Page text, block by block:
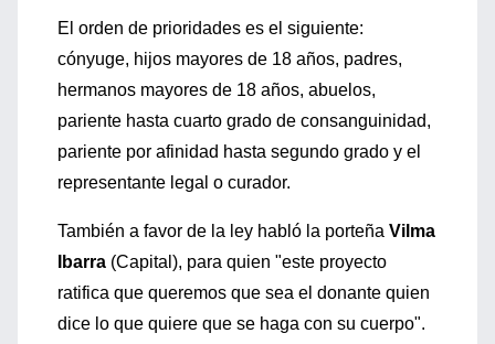
El orden de prioridades es el siguiente:
cónyuge, hijos mayores de 18 años, padres,
hermanos mayores de 18 años, abuelos,
pariente hasta cuarto grado de consanguinidad,
pariente por afinidad hasta segundo grado y el
representante legal o curador.
También a favor de la ley habló la porteña Vilma
Ibarra (Capital), para quien "este proyecto
ratifica que queremos que sea el donante quien
dice lo que quiere que se haga con su cuerpo".